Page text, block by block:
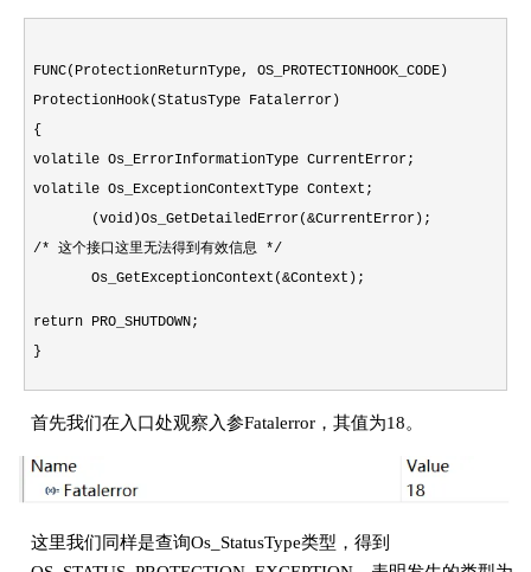
FUNC(ProtectionReturnType, OS_PROTECTIONHOOK_CODE)
ProtectionHook(StatusType Fatalerror)
{
volatile Os_ErrorInformationType CurrentError;
volatile Os_ExceptionContextType Context;
(void)Os_GetDetailedError(&CurrentError);
/* 这个接口这里无法得到有效信息 */
Os_GetExceptionContext(&Context);
return PRO_SHUTDOWN;
}
首先我们在入口处观察入参Fatalerror，其值为18。
这里我们同样是查询Os_StatusType类型，得到